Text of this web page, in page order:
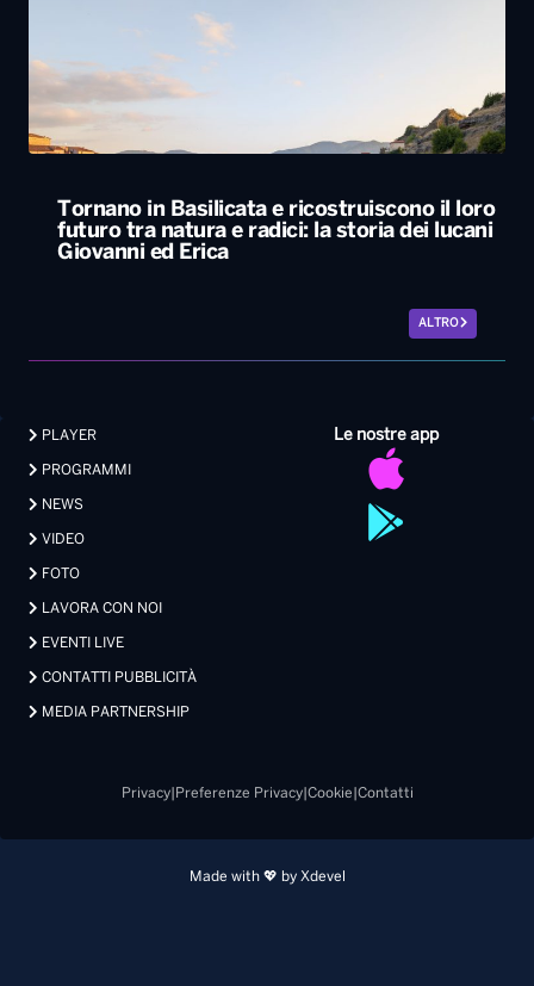
Tornano in Basilicata e ricostruiscono il loro
futuro tra natura e radici: la storia dei lucani
Giovanni ed Erica
ALTRO
Le nostre app
PLAYER
PROGRAMMI
NEWS
VIDEO
FOTO
LAVORA CON NOI
EVENTI LIVE
CONTATTI PUBBLICITÀ
MEDIA PARTNERSHIP
Privacy| Preferenze Privacy| Cookie Contatti
Made with 💖 by Xdevel